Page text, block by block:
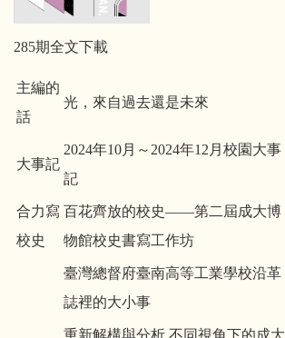
285期全文下載
主編的
話
光，來自過去還是未來
大事記
2024年10月～2024年12月校園大事
記
合力寫
校史
百花齊放的校史——第二屆成大博
物館校史書寫工作坊
臺灣總督府臺南高等工業學校沿革
誌裡的大小事
重新解構與分析,不同視角下的成大